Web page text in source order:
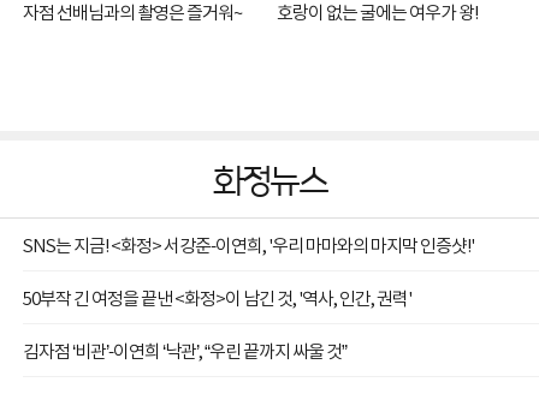
자점 선배님과의 촬영은 즐거워~ 호랑이 없는 굴에는 여우가 왕!
화정뉴스
SNS는 지금! <화정> 서강준-이연희, '우리 마마와의 마지막 인증샷!'
50부작 긴 여정을 끝낸 <화정>이 남긴 것, '역사, 인간, 권력'
김자점 ‘비관’-이연희 ‘낙관’, “우린 끝까지 싸울 것”